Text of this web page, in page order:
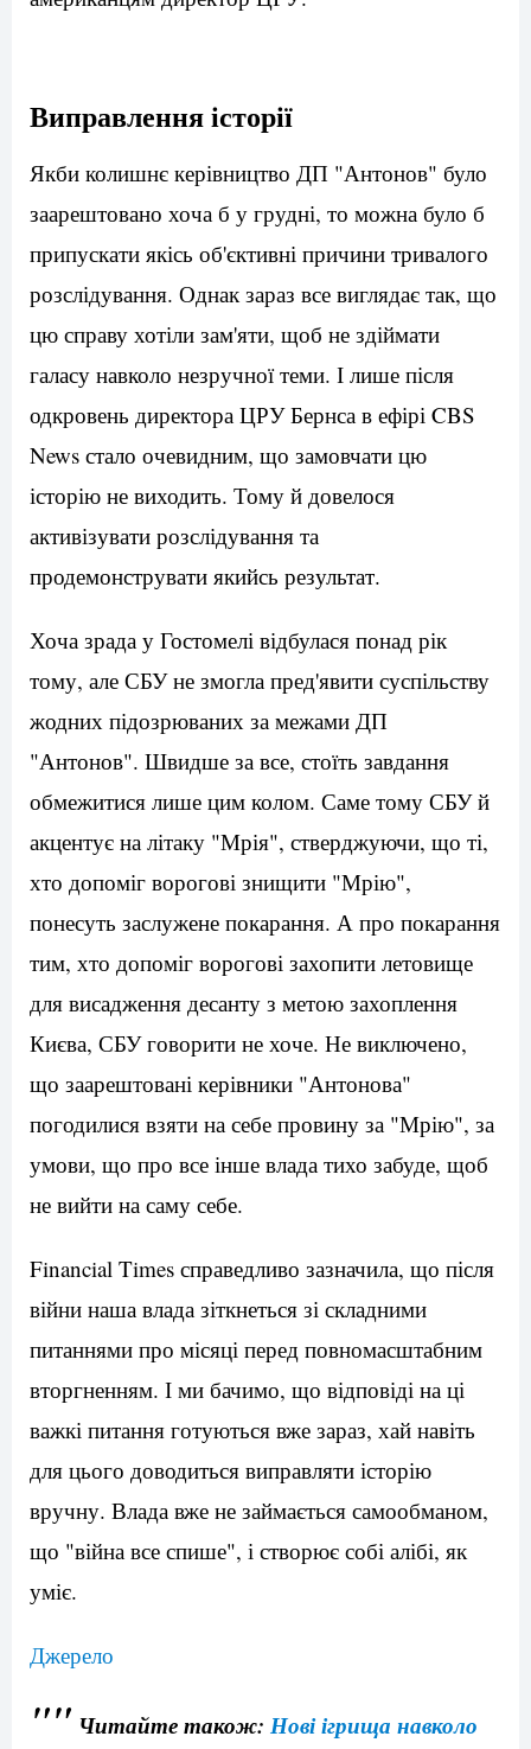
Виправлення історії
Якби колишнє керівництво ДП "Антонов" було
заарештовано хоча б у грудні, то можна було б
припускати якісь об'єктивні причини тривалого
розслідування. Однак зараз все виглядає так, що
цю справу хотіли зам'яти, щоб не здіймати
галасу навколо незручної теми. І лише після
одкровень директора ЦРУ Бернса в ефірі CBS
News стало очевидним, що замовчати цю
історію не виходить. Тому й довелося
активізувати розслідування та
продемонструвати якийсь результат.
Хоча зрада у Гостомелі відбулася понад рік
тому, але СБУ не змогла пред'явити суспільству
жодних підозрюваних за межами ДП
"Антонов". Швидше за все, стоїть завдання
обмежитися лише цим колом. Саме тому СБУ й
акцентує на літаку "Мрія", стверджуючи, що ті,
хто допоміг ворогові знищити "Мрію",
понесуть заслужене покарання. А про покарання
тим, хто допоміг ворогові захопити летовище
для висадження десанту з метою захоплення
Києва, СБУ говорити не хоче. Не виключено,
що заарештовані керівники "Антонова"
погодилися взяти на себе провину за "Мрію", за
умови, що про все інше влада тихо забуде, щоб
не вийти на саму себе.
Financial Times справедливо зазначила, що після
війни наша влада зіткнеться зі складними
питаннями про місяці перед повномасштабним
вторгненням. І ми бачимо, що відповіді на ці
важкі питання готуються вже зараз, хай навіть
для цього доводиться виправляти історію
вручну. Влада вже не займається самообманом,
що "війна все спише", і створює собі алібі, як
уміє.
Джерело
"" Читайте також: Нові ігрища навколо